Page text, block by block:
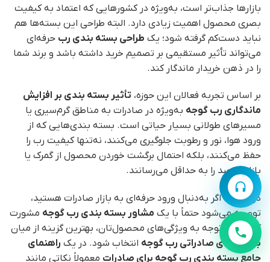
بازارها جذاب‌تر است، به‌ویژه در کشورهایی که اعتماد به کیفیت
بصری محصول اهمیت زیادی دارد. البته طراحی این بسته‌ها هم
نباید دست‌کم گرفته شود؛ یک طراحی بسته‌ بندی رب حرفه‌ای
می‌تواند تأثیر مستقیمی بر تصمیم خرید داشته باشد و برند شما
را در ذهن خریدار ماندگار کند.
بر اساس تجربه فعالان این حوزه، تأثیر بسته‌ بندی بر افزایش
ماندگاری رب گوجه به‌ویژه در صادرات به مناطق گرم‌سیری یا
مسیرهای طولانی بسیار حیاتی است. بسته بندی‌هایی که از
ورود هوا، نور و رطوبت جلوگیری می‌کنند، نه‌تنها کیفیت رب را
حفظ می‌کنند، بلکه احتمال برگشت خوردن محصول از گمرک یا
بازار مقصد را به حداقل می‌رسانند.
در نهایت، اگر به‌دنبال ورود حرفه‌ای به بازار صادرات هستید،
توصیه می‌شود حتماً با یک مشاور بسته‌ بندی رب گوجه مشورت
کنید تا با توجه به ویژگی‌های محصول‌تان، بهترین گزینه از میان
بسته‌ بندی صادراتی رب گوجه انتخاب شود. در یک راهنمای
جامع بسته‌ بندی رب گوجه برای صادرات معمولاً نکاتی مانند